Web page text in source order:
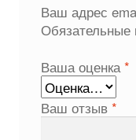
Ваш адрес
Ваша оценка *
Ваш отзыв *